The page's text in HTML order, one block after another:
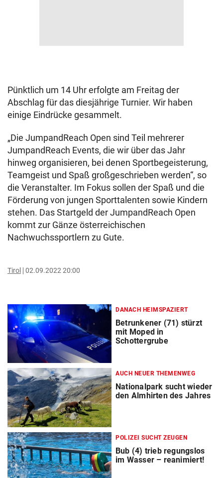
Pünktlich um 14 Uhr erfolgte am Freitag der
Abschlag für das diesjährige Turnier. Wir haben
einige Eindrücke gesammelt.
„Die JumpandReach Open sind Teil mehrerer
JumpandReach Events, die wir über das Jahr
hinweg organisieren, bei denen Sportbegeisterung,
Teamgeist und Spaß großgeschrieben werden“, so
die Veranstalter. Im Fokus sollen der Spaß und die
Förderung von jungen Sporttalenten sowie Kindern
stehen. Das Startgeld der JumpandReach Open
kommt zur Gänze österreichischen
Nachwuchssportlern zu Gute.
Tirol 02.09.2022 20:00
DANACH HEIMSPAZIERT
Betrunkener (71) stürzt
mit Moped in
Schottergrube
AUCH NEUER THEMENWEG
Nationalpark sucht wieder
den Almhirten des Jahres
POLIZEI SUCHT ZEUGEN
Bub (4) trieb regungslos
im Wasser – reanimiert!